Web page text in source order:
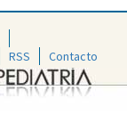
RSS Contacto